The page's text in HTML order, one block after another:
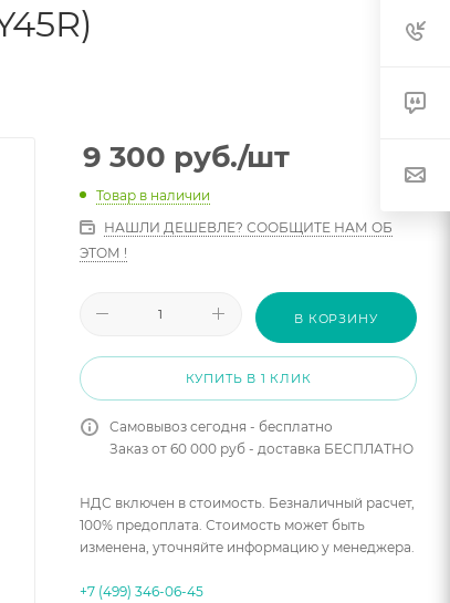
9 300 руб./шт
Товар в наличии
НАШЛИ ДЕШЕВЛЕ? СООБЩИТЕ НАМ ОБ
ЭТОМ !
В КОРЗИНУ
КУПИТЬ В 1 КЛИК
Самовывоз сегодня - бесплатно
Заказ от 60 000 руб - доставка БЕСПЛАТНО
НДС включен в стоимость. Безналичный расчет,
100% предоплата. Стоимость может быть
изменена, уточняйте информацию у менеджера.
+7 (499) 346-06-45